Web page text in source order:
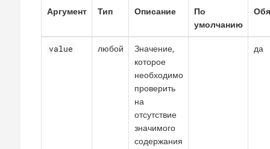
Аргумент Тип Описание
По
умолчанию
value любой
Значение,
которое
необходимо
проверить
на
отсутствие
значимого
содержания
да